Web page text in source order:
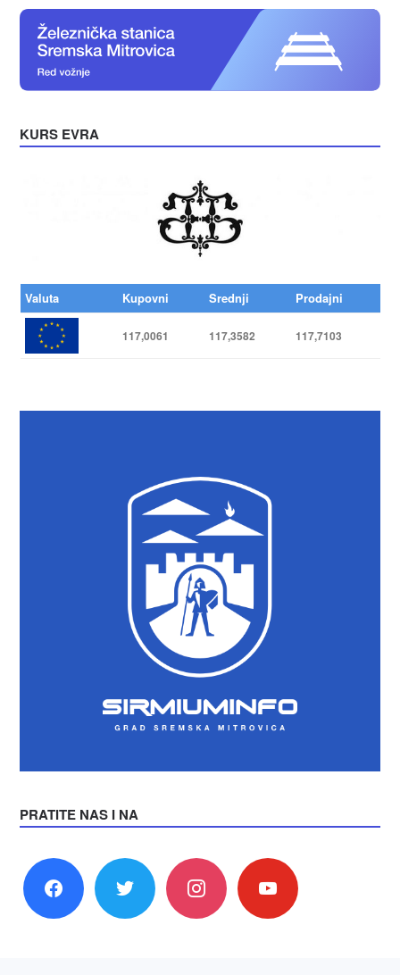
KURS EVRA
Valuta Kupovni Srednji Prodajni
117,0061 117,3582 117,7103
PRATITE NAS I NA
facebook twitter instagram youtube